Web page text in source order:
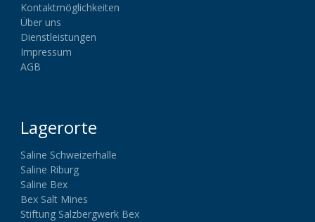
Kontaktmöglichkeiten
Über uns
Dienstleistungen
Impressum
AGB
Lagerorte
Saline Schweizerhalle
Saline Riburg
Saline Bex
Bex Salt Mines
Stiftung Salzbergwerk Bex